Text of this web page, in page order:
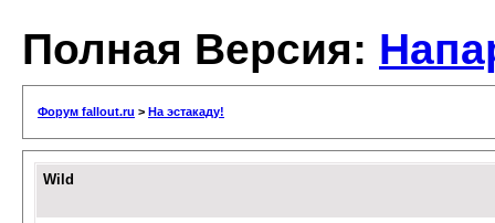
Полная Версия:
Форум fallout.ru > На эстакаду!
Wild